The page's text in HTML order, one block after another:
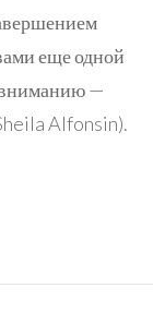
еще одной
вниманию —
Alfonsin).